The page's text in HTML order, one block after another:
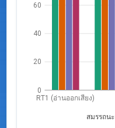
RT1 (อ่านออกเสียง)
สมรรถนะ
0
20
40
60